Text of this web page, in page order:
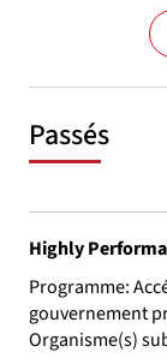
Passés
Highly
Programme:
gouvernement
Organisme(s)